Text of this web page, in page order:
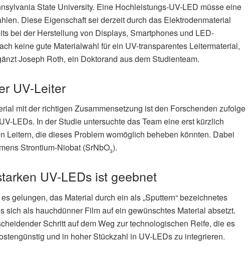
State University. Eine Hochleistungs-UV-LED müsse eine
Diese Eigenschaft sei derzeit durch das Elektrodenmaterial
bei der Herstellung von Displays, Smartphones und LED-
keine gute Materialwahl für ein UV-transparentes Leitermaterial,
Joseph Roth, ein Doktorand aus dem Studienteam.
UV-Leiter
mit der richtigen Zusammensetzung ist den Forschenden zufolge
LEDs. In der Studie untersuchte das Team eine erst kürzlich
Leitern, die dieses Problem womöglich beheben könnten. Dabei
Strontium-Niobat (SrNbO3).
UV-LEDs ist geebnet
gelungen, das Material durch ein als „Sputtern“ bezeichnetes
sich als hauchdünner Film auf ein gewünschtes Material absetzt.
Schritt auf dem Weg zur technologischen Reife, die es
und in hoher Stückzahl in UV-LEDs zu integrieren.